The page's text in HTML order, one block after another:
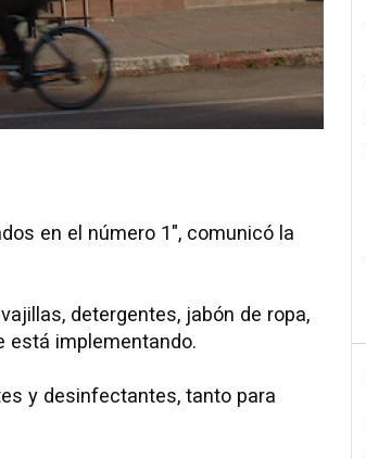
en el número 1", comunicó la
detergentes, jabón de ropa,
está implementando.
y desinfectantes, tanto para